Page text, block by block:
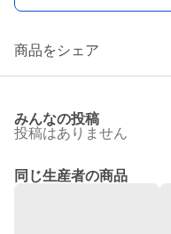
商品をシェア
みんなの投稿
投稿はありません
同じ生産者の商品